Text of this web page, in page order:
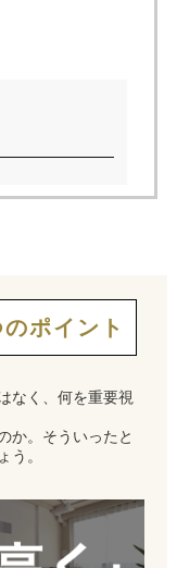
ポイント
なく、何を重要視
か。そういったと
う。